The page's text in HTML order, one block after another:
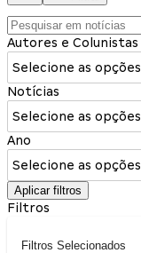
Autores e Colunistas
Selecione as opções
Notícias
Selecione as opções
Ano
Selecione as opções
Aplicar filtros
Filtros
Filtros Selecionados